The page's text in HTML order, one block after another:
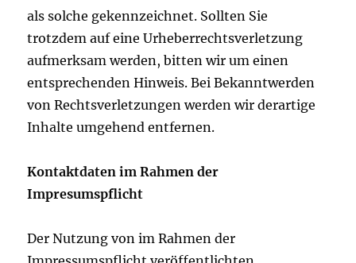
als solche gekennzeichnet. Sollten Sie
trotzdem auf eine Urheberrechtsverletzung
aufmerksam werden, bitten wir um einen
entsprechenden Hinweis. Bei Bekanntwerden
von Rechtsverletzungen werden wir derartige
Inhalte umgehend entfernen.
Kontaktdaten im Rahmen der
Impresumspflicht
Der Nutzung von im Rahmen der